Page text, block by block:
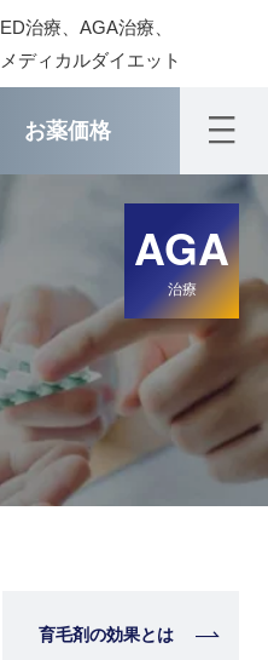
ED治療、AGA治療、
メディカルダイエット
お薬価格
AGA
治療
育毛剤の効果とは